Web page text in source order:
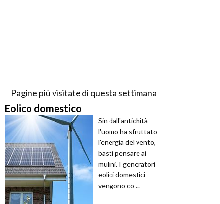
Pagine più visitate di questa settimana
Eolico domestico
Sin dall'antichità
l'uomo ha sfruttato
l'energia del vento,
basti pensare ai
mulini. I generatori
eolici domestici
vengono co ...